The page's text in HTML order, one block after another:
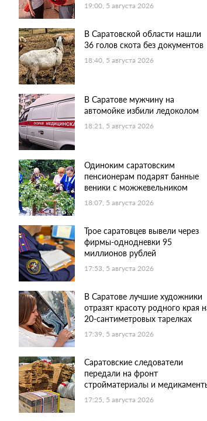
19:00, 5 августа 2026
В Саратовской области нашли
36 голов скота без документов
18:40, 5 августа 2026
В Саратове мужчину на
автомойке избили ледоколом
18:21, 5 августа 2026
Одиноким саратовским
пенсионерам подарят банные
веники с можжевельником
18:07, 5 августа 2026
Трое саратовцев вывели через
фирмы-однодневки 95
миллионов рублей
17:53, 5 августа 2026
В Саратове лучшие художники
отразят красоту родного края
20-сантиметровых тарелках
17:39, 5 августа 2026
Саратовские следователи
передали на фронт
стройматериалы и
17:25, 5 августа 2026